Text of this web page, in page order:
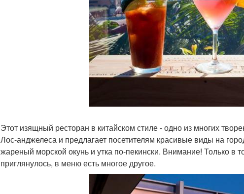
Этот изящный ресторан в китайском стиле - одно из многих
Лос-анджелеса и предлагает посетителям красивые виды на
жареный морской окунь и утка по-пекински. Внимание! Только в
приглянулось, в меню есть многое другое.